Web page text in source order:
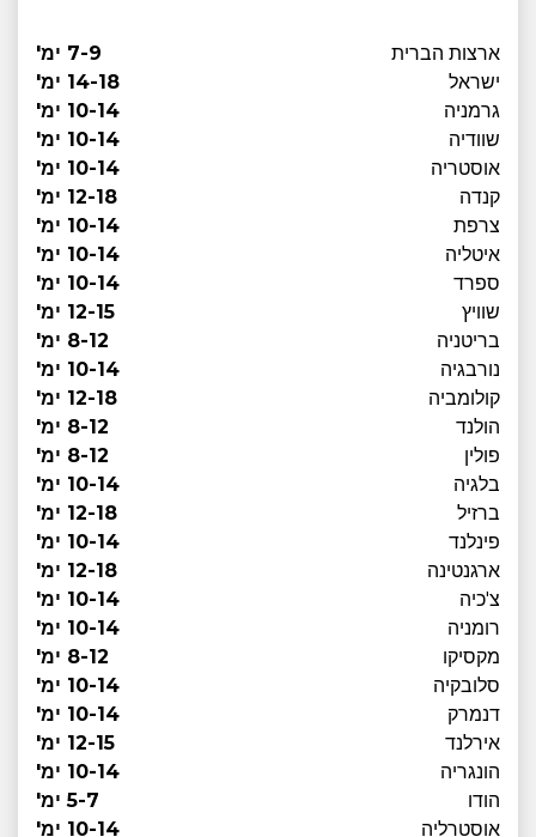
ארצות הברית
7-9 ימ'
ישראל
14-18 ימ'
גרמניה
10-14 ימ'
שוודיה
10-14 ימ'
אוסטריה
10-14 ימ'
קנדה
12-18 ימ'
צרפת
10-14 ימ'
איטליה
10-14 ימ'
ספרד
10-14 ימ'
שוויץ
12-15 ימ'
בריטניה
8-12 ימ'
נורבגיה
10-14 ימ'
קולומביה
12-18 ימ'
הולנד
8-12 ימ'
פולין
8-12 ימ'
בלגיה
10-14 ימ'
ברזיל
12-18 ימ'
פינלנד
10-14 ימ'
ארגנטינה
12-18 ימ'
צ'כיה
10-14 ימ'
רומניה
10-14 ימ'
מקסיקו
8-12 ימ'
סלובקיה
10-14 ימ'
דנמרק
10-14 ימ'
אירלנד
12-15 ימ'
הונגריה
10-14 ימ'
הודו
5-7 ימ'
אוסטרליה
10-14 ימ'